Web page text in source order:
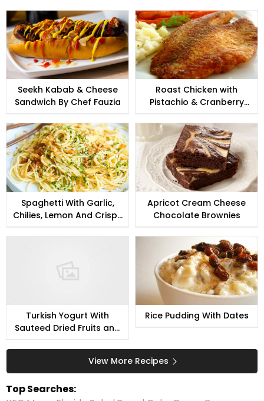
Seekh Kabab & Cheese
Sandwich By Chef Fauzia
Roast Chicken with
Pistachio & Cranberry
Spaghetti With Garlic,
Chilies, Lemon And Crispy
Apricot Cream Cheese
Chocolate Brownies
Turkish Yogurt With
Sauteed Dried Fruits and
Rice Pudding With Dates
View More Recipes
Top Searches: